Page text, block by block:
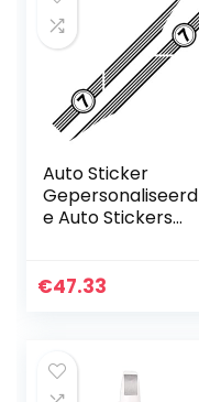
Auto Sticker
Gepersonaliseerd
e Auto Stickers
Styling Stick Auto
€47.33